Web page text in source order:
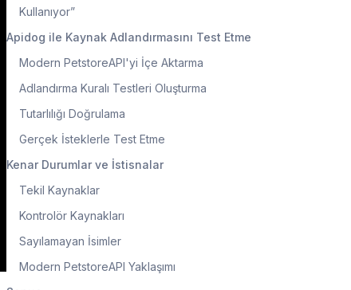
Kullanıyor”
Apidog ile Kaynak Adlandırmasını Test Etme
Modern PetstoreAPI'yi İçe Aktarma
Adlandırma Kuralı Testleri Oluşturma
Tutarlılığı Doğrulama
Gerçek İsteklerle Test Etme
Kenar Durumlar ve İstisnalar
Tekil Kaynaklar
Kontrolör Kaynakları
Sayılamayan İsimler
Modern PetstoreAPI Yaklaşımı